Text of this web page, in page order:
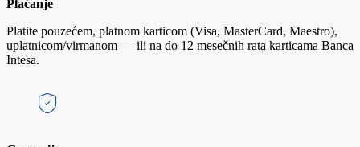
Plaćanje
Platite pouzećem, platnom karticom (Visa, MasterCard, Maestro),
uplatnicom/virmanom — ili na do 12 mesečnih rata karticama Banca
Intesa.